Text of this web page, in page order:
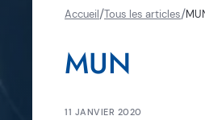
Accueil/Tous les articles/
MUN
11 JANVIER 2020